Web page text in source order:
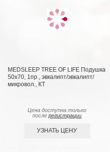
MEDSLEEP TREE OF LIFE Подушка
50х70, 1пр., эвкалипт/эвкалипт/
микровол., КТ
Цена доступна только
послерегистрации
УЗНАТЬ ЦЕНУ